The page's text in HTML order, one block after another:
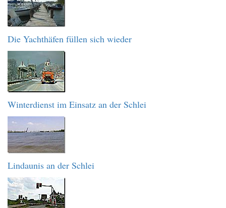
Die Yachthäfen füllen sich wieder
Winterdienst im Einsatz an der Schlei
Lindaunis an der Schlei